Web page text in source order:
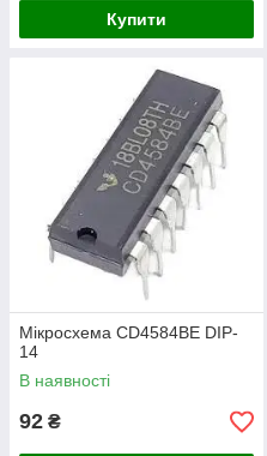
Купити
Мікросхема CD4584BE DIP-
14
В наявності
92 ₴